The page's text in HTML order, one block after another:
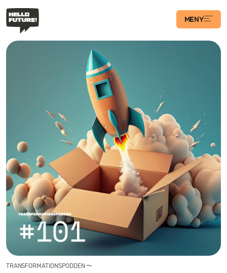
MENY
Våra Program
Transformations­
podden
Artiklar
Filosofi
Kontakt
TRANSFORMATIONSPODDEN 〜